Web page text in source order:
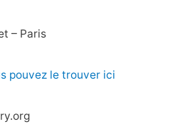
– Paris
pouvez le trouver ici